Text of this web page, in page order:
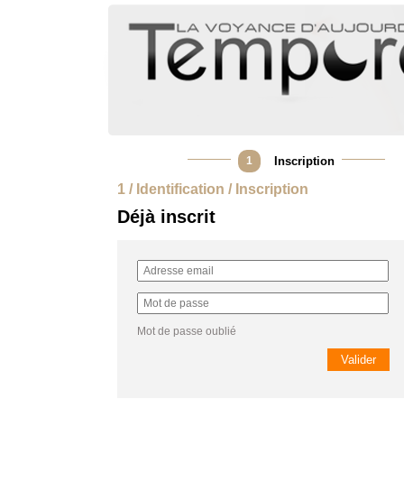
1 Inscription
1 / Identification / Inscription
Déjà inscrit
Mot de passe oublié